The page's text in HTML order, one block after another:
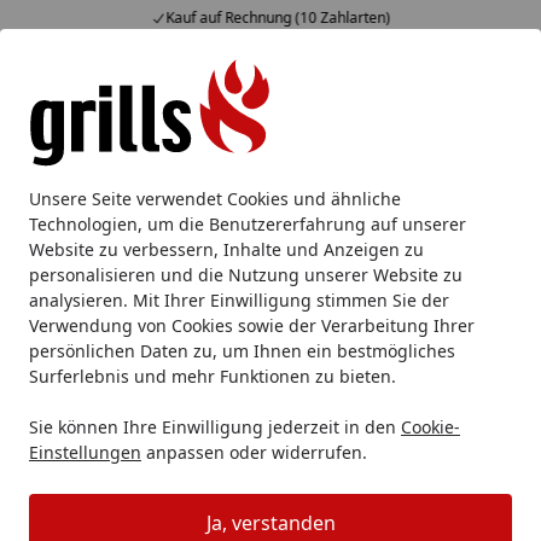
Unsere Seite verwendet Cookies und ähnliche
Technologien, um die Benutzererfahrung auf unserer
Website zu verbessern, Inhalte und Anzeigen zu
personalisieren und die Nutzung unserer Website zu
analysieren. Mit Ihrer Einwilligung stimmen Sie der
Verwendung von Cookies sowie der Verarbeitung Ihrer
persönlichen Daten zu, um Ihnen ein bestmögliches
Surferlebnis und mehr Funktionen zu bieten.
Sie können Ihre Einwilligung jederzeit in den Cookie-
Einstellungen anpassen oder widerrufen.
Ja, verstanden
Kauf auf Rechnung (10 Zahlarten)
Alle Produkte
Mein Konto
Suchen
Startseite
Wie kann ich mich vom Newsletter abmelden?
Wie kann ich mich vom Newsletter
abmelden?
Sie können unseren Newsletter einfach und problemlos
abbestellen. Dafür klicken Sie einfach auf den Abmelde-
Link am Ende jedes Newsletters.
Gut zu wissen: Sie müssen sich mit genau der